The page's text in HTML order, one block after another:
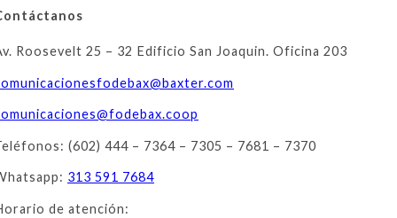
Roosevelt 25 – 32 Edificio San Joaquin. Oficina 203
com
(602) 444 – 7364 – 7305 – 7681 – 7370
313 591 7684
de atención: